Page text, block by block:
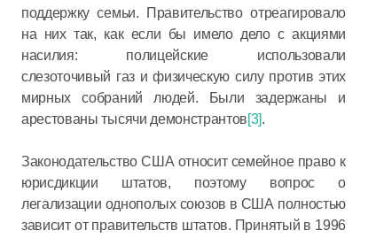
поддержку семьи. Правительство отреагировало
на них так, как если бы имело дело с акциями
насилия: полицейские использовали
слезоточивый газ и физическую силу против этих
мирных собраний людей. Были задержаны и
арестованы тысячи демонстрантов[3].
Законодательство США относит семейное право к
юрисдикции штатов, поэтому вопрос о
легализации однополых союзов в США полностью
зависит от правительств штатов. Принятый в 1996